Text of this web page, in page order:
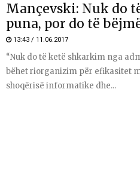
Mançevski: Nuk do
puna, por do të
13:43 / 11.06.2017
“Nuk do të ketë shkarkim nga
bëhet riorganizim për efikasitet
shoqërisë informatike dhe...